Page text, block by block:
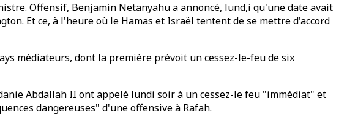
Offensif, Benjamin Netanyahu a annoncé, lund,i qu'une date avait
Et ce, à l'heure où le Hamas et Israël tentent de se mettre d'accord
médiateurs, dont la première prévoit un cessez-le-feu de six
Abdallah II ont appelé lundi soir à un cessez-le feu "immédiat" et
dangereuses" d'une offensive à Rafah.